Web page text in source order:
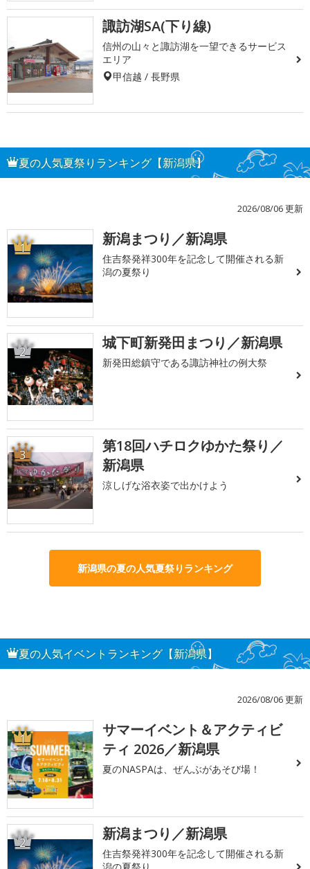
諏訪湖SA(下り線)
信州の山々と諏訪湖を一望できるサービス
エリア
甲信越 / 長野県
夏の人気夏祭りランキング【新潟県】
2026/08/06 更新
1 新潟まつり／新潟県
住吉祭発祥300年を記念して開催される新
潟の夏祭り
2 城下町新発田まつり／新潟県
新発田総鎮守である諏訪神社の例大祭
3
第18回ハチロクゆかた祭り／
新潟県
涼しげな浴衣姿で出かけよう
新潟県の夏の人気夏祭りランキング
夏の人気イベントランキング【新潟県】
2026/08/06 更新
1
サマーイベント＆アクティビ
ティ 2026／新潟県
夏のNASPAは、ぜんぶがあそび場！
2 新潟まつり／新潟県
住吉祭発祥300年を記念して開催される新